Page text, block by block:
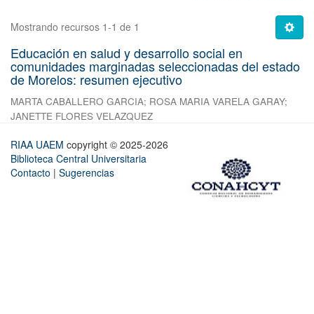
Mostrando recursos 1-1 de 1
Educación en salud y desarrollo social en
comunidades marginadas seleccionadas del estado
de Morelos: resumen ejecutivo
MARTA CABALLERO GARCIA; ROSA MARIA VARELA GARAY;
JANETTE FLORES VELAZQUEZ
RIAA UAEM copyright © 2025-2026
Biblioteca Central Universitaria
Contacto | Sugerencias